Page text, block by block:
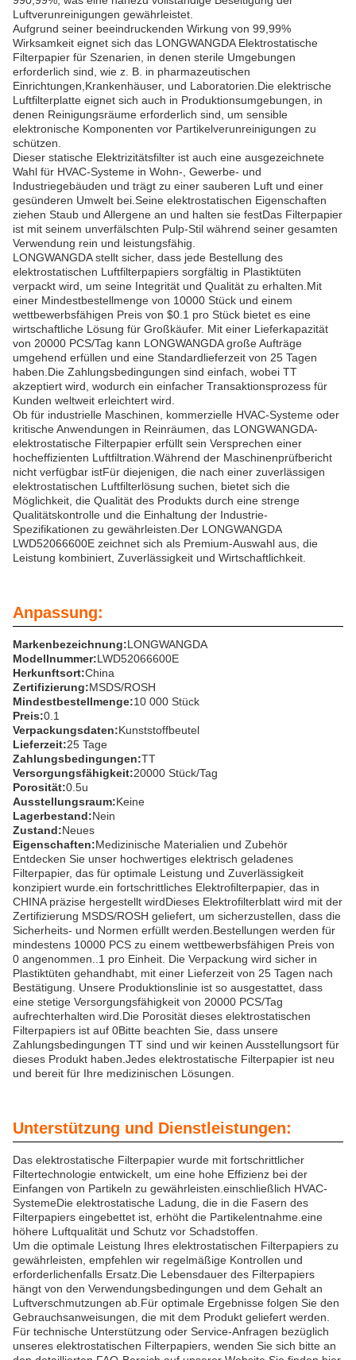
Luftverunreinigungen gewährleistet.
Aufgrund seiner beeindruckenden Wirkung von 99,99%
Wirksamkeit eignet sich das LONGWANGDA Elektrostatische
Filterpapier für Szenarien, in denen sterile Umgebungen
erforderlich sind, wie z. B. in pharmazeutischen
Einrichtungen,Krankenhäuser, und Laboratorien.Die elektrische
Luftfilterplatte eignet sich auch in Produktionsumgebungen, in
denen Reinigungsräume erforderlich sind, um sensible
elektronische Komponenten vor Partikelverunreinigungen zu
schützen.
Dieser statische Elektrizitätsfilter ist auch eine ausgezeichnete
Wahl für HVAC-Systeme in Wohn-, Gewerbe- und
Industriegebäuden und trägt zu einer sauberen Luft und einer
gesünderen Umwelt bei.Seine elektrostatischen Eigenschaften
ziehen Staub und Allergene an und halten sie festDas Filterpapier
ist mit seinem unverfälschten Pulp-Stil während seiner gesamten
Verwendung rein und leistungsfähig.
LONGWANGDA stellt sicher, dass jede Bestellung des
elektrostatischen Luftfilterpapiers sorgfältig in Plastiktüten
verpackt wird, um seine Integrität und Qualität zu erhalten.Mit
einer Mindestbestellmenge von 10000 Stück und einem
wettbewerbsfähigen Preis von $0.1 pro Stück bietet es eine
wirtschaftliche Lösung für Großkäufer. Mit einer Lieferkapazität
von 20000 PCS/Tag kann LONGWANGDA große Aufträge
umgehend erfüllen und eine Standardlieferzeit von 25 Tagen
haben.Die Zahlungsbedingungen sind einfach, wobei TT
akzeptiert wird, wodurch ein einfacher Transaktionsprozess für
Kunden weltweit erleichtert wird.
Ob für industrielle Maschinen, kommerzielle HVAC-Systeme oder
kritische Anwendungen in Reinräumen, das LONGWANGDA-
elektrostatische Filterpapier erfüllt sein Versprechen einer
hocheffizienten Luftfiltration.Während der Maschinenprüfbericht
nicht verfügbar istFür diejenigen, die nach einer zuverlässigen
elektrostatischen Luftfilterlösung suchen, bietet sich die
Möglichkeit, die Qualität des Produkts durch eine strenge
Qualitätskontrolle und die Einhaltung der Industrie-
Spezifikationen zu gewährleisten.Der LONGWANGDA
LWD52066600E zeichnet sich als Premium-Auswahl aus, die
Leistung kombiniert, Zuverlässigkeit und Wirtschaftlichkeit.
Anpassung:
Markenbezeichnung:LONGWANGDA
Modellnummer:LWD52066600E
Herkunftsort:China
Zertifizierung:MSDS/ROSH
Mindestbestellmenge:10 000 Stück
Preis:0.1
Verpackungsdaten:Kunststoffbeutel
Lieferzeit:25 Tage
Zahlungsbedingungen:TT
Versorgungsfähigkeit:20000 Stück/Tag
Porosität:0.5u
Ausstellungsraum:Keine
Lagerbestand:Nein
Zustand:Neues
Eigenschaften:Medizinische Materialien und Zubehör
Entdecken Sie unser hochwertiges elektrisch geladenes
Filterpapier, das für optimale Leistung und Zuverlässigkeit
konzipiert wurde.ein fortschrittliches Elektrofilterpapier, das in
CHINA präzise hergestellt wirdDieses Elektrofilterblatt wird mit der
Zertifizierung MSDS/ROSH geliefert, um sicherzustellen, dass die
Sicherheits- und Normen erfüllt werden.Bestellungen werden für
mindestens 10000 PCS zu einem wettbewerbsfähigen Preis von
0 angenommen..1 pro Einheit. Die Verpackung wird sicher in
Plastiktüten gehandhabt, mit einer Lieferzeit von 25 Tagen nach
Bestätigung. Unsere Produktionslinie ist so ausgestattet, dass
eine stetige Versorgungsfähigkeit von 20000 PCS/Tag
aufrechterhalten wird.Die Porosität dieses elektrostatischen
Filterpapiers ist auf 0Bitte beachten Sie, dass unsere
Zahlungsbedingungen TT sind und wir keinen Ausstellungsort für
dieses Produkt haben.Jedes elektrostatische Filterpapier ist neu
und bereit für Ihre medizinischen Lösungen.
Unterstützung und Dienstleistungen:
Das elektrostatische Filterpapier wurde mit fortschrittlicher
Filtertechnologie entwickelt, um eine hohe Effizienz bei der
Einfangen von Partikeln zu gewährleisten.einschließlich HVAC-
SystemeDie elektrostatische Ladung, die in die Fasern des
Filterpapiers eingebettet ist, erhöht die Partikelentnahme.eine
höhere Luftqualität und Schutz vor Schadstoffen.
Um die optimale Leistung Ihres elektrostatischen Filterpapiers zu
gewährleisten, empfehlen wir regelmäßige Kontrollen und
erforderlichenfalls Ersatz.Die Lebensdauer des Filterpapiers
hängt von den Verwendungsbedingungen und dem Gehalt an
Luftverschmutzungen ab.Für optimale Ergebnisse folgen Sie den
Gebrauchsanweisungen, die mit dem Produkt geliefert werden.
Für technische Unterstützung oder Service-Anfragen bezüglich
unseres elektrostatischen Filterpapiers, wenden Sie sich bitte an